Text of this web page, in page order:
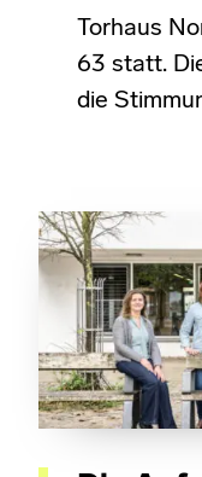
Torhaus
63 statt.
die